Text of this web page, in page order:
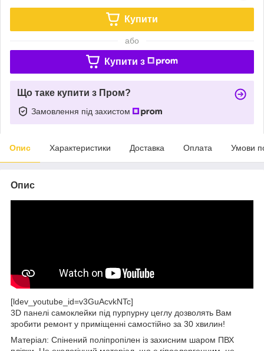
Купити
або
Купити з
Що таке купити з Пром?
Замовлення під захистом
Опис Характеристики Доставка Оплата Умови
Опис
[ldev_youtube_id=v3GuAcvkNTc]
3D панелі самоклейки під пурпурну цеглу дозволять Вам
зробити ремонт у приміщенні самостійно за 30 хвилин!
Матеріал: Спінений поліпропілен із захисним шаром ПВХ